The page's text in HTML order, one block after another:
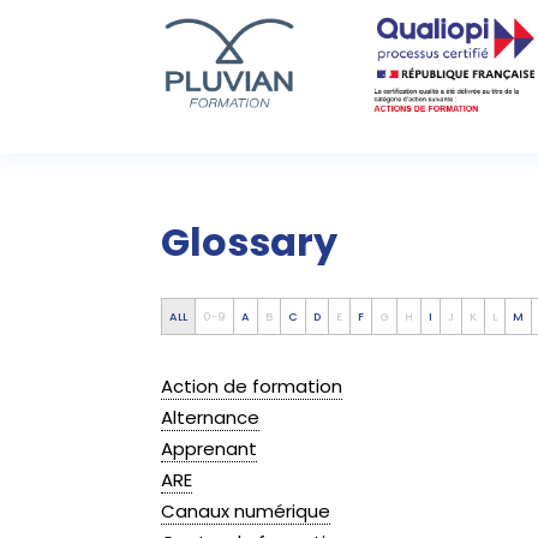
Glossary
ALL 0-9 A B C D E F G H I J K L M
Action de formation
Alternance
Apprenant
ARE
Canaux numérique